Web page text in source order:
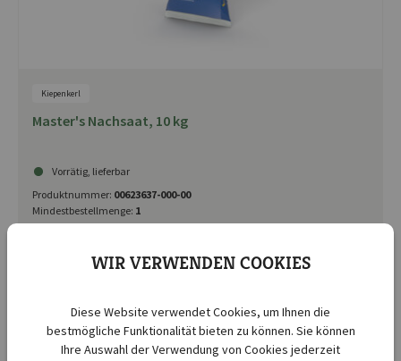
Kiepenkerl
Master's Nachsaat, 10 kg
Vorrätig, lieferbar
Produktnummer: 00623637-000-00
Mindestbestellmenge: 1
WIR VERWENDEN COOKIES
Diese Website verwendet Cookies, um Ihnen die
bestmögliche Funktionalität bieten zu können. Sie können
Ihre Auswahl der Verwendung von Cookies jederzeit